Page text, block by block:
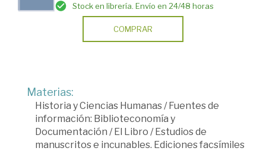
Stock en librería. Envío en 24/48 horas
COMPRAR
Materias:
Historia y Ciencias Humanas/Fuentes de
información: Biblioteconomía y
Documentación /El Libro /Estudios de
manuscritos e incunables. Ediciones facsímiles